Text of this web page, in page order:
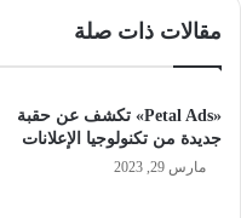
مقالات ذات صلة
«Petal Ads» تكشف عن حقبة
جديدة من تكنولوجيا الإعلانات
مارس 29, 2023